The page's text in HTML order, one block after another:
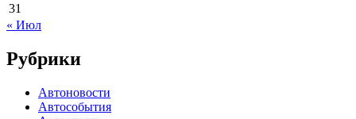
31
« Июл
Рубрики
Автоновости
Автособытия